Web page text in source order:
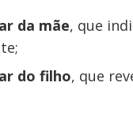
da mãe, que
do filho, que